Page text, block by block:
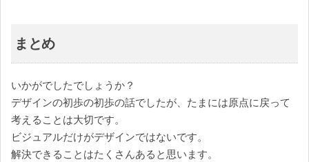
まとめ
いかがでしたでしょうか？
デザインの初歩の初歩の話でしたが、たまには原点に戻って
考えることは大切です。
ビジュアルだけがデザインではないです。
解決できることはたくさんあると思います。